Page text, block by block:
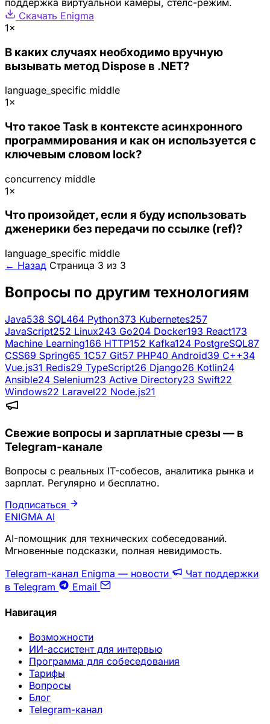
Скачать Enigma
1×
В каких случаях необходимо вручную
вызывать метод Dispose в .NET?
language_specific middle
1×
Что такое Task в контексте асинхронного
программирования и как он используется с
ключевым словом lock?
concurrency middle
1×
Что произойдет, если я буду использовать
дженерики без передачи по ссылке (ref)?
language_specific middle
← Назад Страница 3 из 3
Вопросы по другим технологиям
Java538 SQL464 Python373 Kubernetes257
JavaScript252 Linux243 Go204 Docker193 React173
Machine Learning166 HTTP152 Kafka124 PostgreSQL87
CSS69 Spring65 1C57 Git57 PHP40 Android39 C++34
Vue.js31 Redis29 TypeScript26 Django26 Kotlin24
Ansible24 Selenium23 Active Directory23 Swift22
Windows22 Laravel22 Node.js21
Свежие вопросы и зарплатные срезы — в
Telegram-канале
Вопросы с реальных IT-собесов, аналитика рынка и
зарплат. Регулярно и бесплатно.
Подписаться
ENIGMA AI
AI-помощник для технических собеседований.
Мгновенные подсказки, полная невидимость.
Telegram-канал Enigma — новости
Чат поддержки
в Telegram
Email
Навигация
Возможности
ИИ-ассистент для интервью
Программа для собеседования
Тарифы
Вопросы
Блог
Telegram-канал